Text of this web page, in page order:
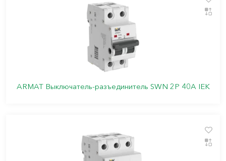
ARMAT Выключатель-разъединитель SWN 2P 40А IEK